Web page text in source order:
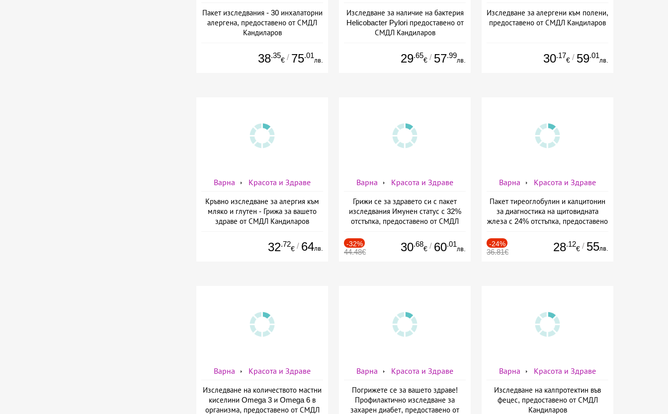
Пакет изследвания - 30 инхалаторни
алергена, предоставено от СМДЛ
Кандиларов
38.35
€ / 75.01
лв.
Изследване за наличие на бактерия
Helicobacter Pylori предоставено от
СМДЛ Кандиларов
29.65
€ / 57.99
лв.
Изследване за алергени към полени,
предоставено от СМДЛ Кандиларов
30.17
€ / 59.01
лв.
Варна Красота и Здраве
Кръвно изследване за алергия към
мляко и глутен - Грижа за вашето
здраве от СМДЛ Кандиларов
32.72
€ / 64лв.
Варна Красота и Здраве
Грижи се за здравето си с пакет
изследвания Имунен статус с 32%
отстъпка, предоставено от СМДЛ
-32%
44.48€ 30.68
€ / 60.01
лв.
Варна Красота и Здраве
Пакет тиреоглобулин и калцитонин
за диагностика на щитовидната
жлеза с 24% отстъпка, предоставено
-24%
36.81€ 28.12
€ / 55лв.
Варна Красота и Здраве
Изследване на количеството мастни
киселини Omega 3 и Omega 6 в
организма, предоставено от СМДЛ
Варна Красота и Здраве
Погрижете се за вашето здраве!
Профилактично изследване за
захарен диабет, предоставено от
Варна Красота и Здраве
Изследване на калпротектин във
фецес, предоставено от СМДЛ
Кандиларов